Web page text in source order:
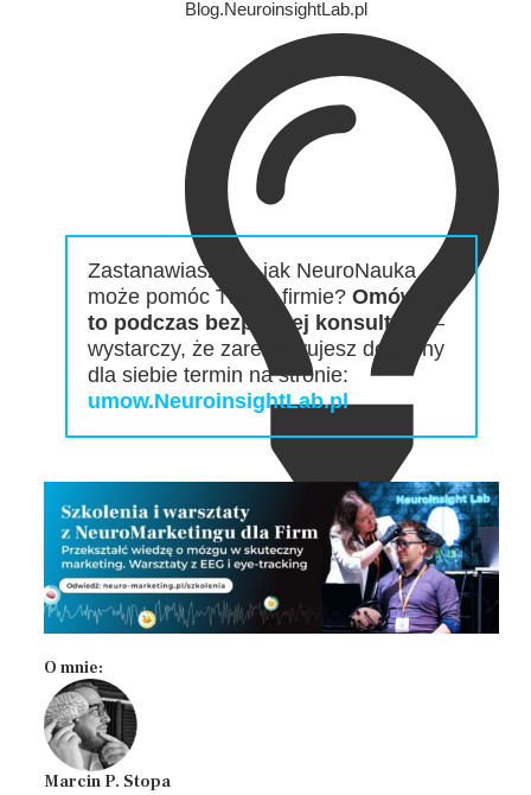
Blog.NeuroinsightLab.pl
Szkolenia dla firm
Zastanawiasz się, jak NeuroNauka
może pomóc Twojej firmie?Omówmy
to podczas bezpłatnej konsultacji
–
wystarczy, że zarezerwujesz dogodny
dla siebie termin na stronie:
umow.NeuroinsightLab.pl
O mnie:
Marcin P. Stopa